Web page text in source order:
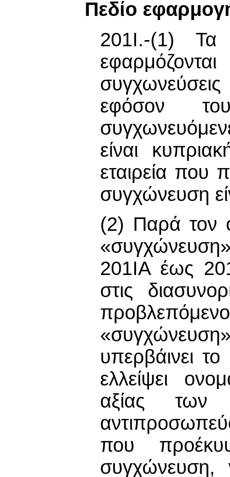
Πεδίο
201Ι.-(1)
εφόσον
είναι
εταιρεία που
συγχώνευση
(2) Παρά τον
201ΙΑ έως
στις
υπερβάινει
ελλείψει
αξίας
που
συγχώνευση,